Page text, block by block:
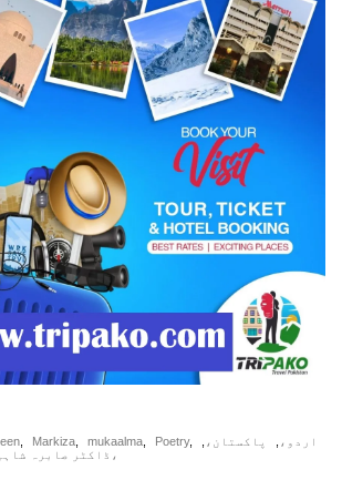
, Markiza, mukaalma, Poetry, اردو، , پاکستان، ,
ڈاکٹر صابرہ مکالمہ،